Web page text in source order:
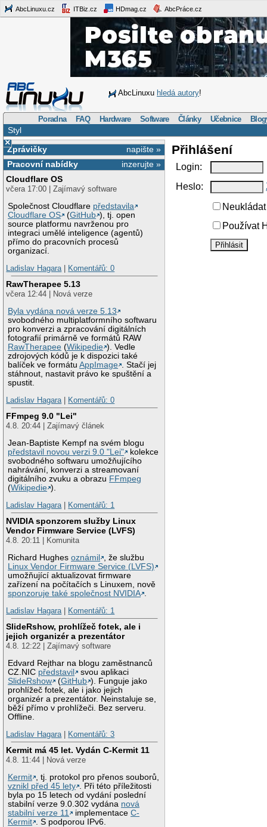
AbcLinuxu.cz ITBiz.cz HDmag.cz AbcPráce.cz
AbcLinuxu hledá autory!
Poradna FAQ Hardware Software Články Učebnice
Styl
×
napište »
Zprávičky
inzerujte »
Pracovní nabídky
Cloudflare OS
včera 17:00 | Zajímavý software
Společnost Cloudflare představila
Cloudflare OS
(GitHub ), tj. open
source platformu navrženou pro
integraci umělé inteligence (agentů)
přímo do pracovních procesů
organizací.
Ladislav Hagara| Komentářů: 0
RawTherapee 5.13
včera 12:44 | Nová verze
Byla vydána nová verze 5.13
svobodného multiplatformního softwaru
pro konverzi a zpracování digitálních
fotografií primárně ve formátů RAW
RawTherapee (Wikipedie ). Vedle
zdrojových kódů je k dispozici také
balíček ve formátuAppImage
. Stačí jej
stáhnout, nastavit právo ke spuštění a
spustit.
Ladislav Hagara| Komentářů: 0
FFmpeg 9.0 "Lei"
4.8. 20:44 | Zajímavý článek
Jean-Baptiste Kempf na svém blogu
představil novou verzi 9.0 "Lei"
kolekce
svobodného softwaru umožňujícího
nahrávání, konverzi a streamovaní
digitálního zvuku a obrazu FFmpeg
(Wikipedie ).
Ladislav Hagara| Komentářů: 1
NVIDIA sponzorem služby Linux
Vendor Firmware Service (LVFS)
4.8. 20:11 | Komunita
Richard Hughesoznámil
, že službu
Linux Vendor Firmware Service (LVFS)
umožňující aktualizovat firmware
zařízení na počítačích s Linuxem, nově
sponzoruje také společnost NVIDIA
Ladislav Hagara| Komentářů: 1
SlideRshow, prohlížeč fotek, ale i
jejich organizér a prezentátor
4.8. 12:22 | Zajímavý software
Edvard Rejthar na blogu zaměstnanců
CZ.NIC představil
svou aplikaci
SlideRshow
(GitHub ). Funguje jako
prohlížeč fotek, ale i jako jejich
organizér a prezentátor. Neinstaluje se,
běží přímo v prohlížeči. Bez serveru.
Offline.
Ladislav Hagara| Komentářů: 3
Kermit má 45 let. Vydán C-Kermit 11
4.8. 11:44 | Nová verze
Kermit
, tj. protokol pro přenos souborů,
vznikl před 45 lety
. Při této příležitosti
byla po 15 letech od vydání poslední
stabilní verze 9.0.302 vydána nová
stabilní verze 11
implementaceC-
Kermit
. S podporou IPv6.
Přihlášení
Login:
Heslo:
Používat